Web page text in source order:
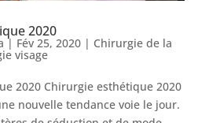
2020
| Fév 25, 2020| Chirurgie de la
visage
2020 Chirurgie esthétique 2020
nouvelle tendance voie le jour.